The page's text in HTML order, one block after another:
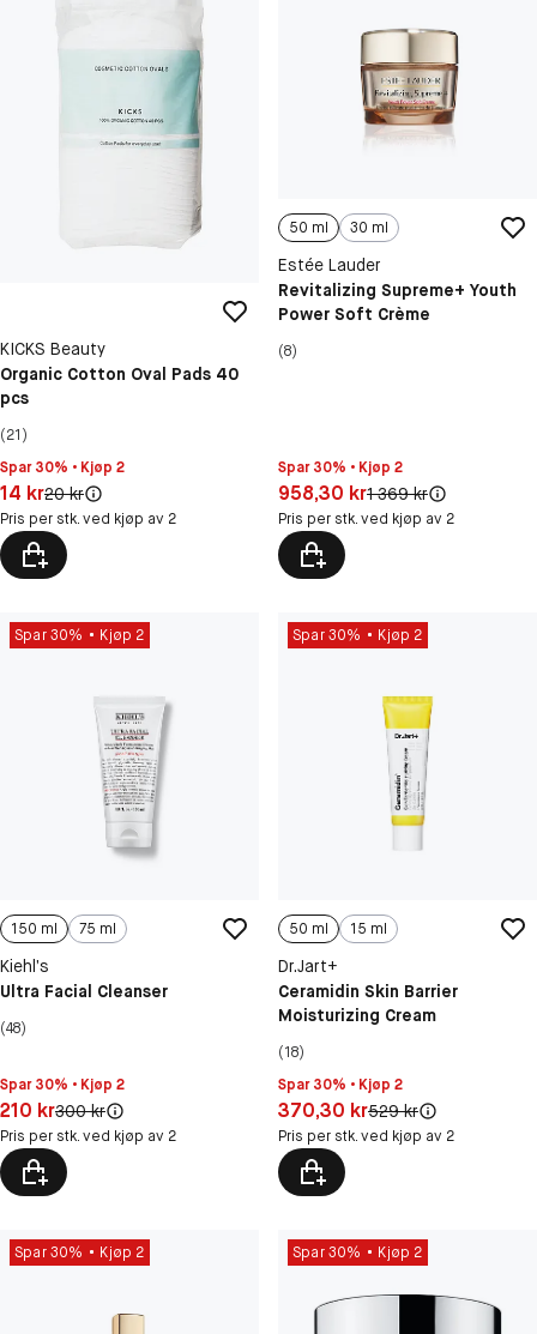
KICKS Beauty
Organic Cotton Oval Pads 40
pcs
(21)
Spar 30% • Kjøp 2
Pris: 14 kr
14 krOriginal pris:
20 kr
Pris per stk. ved kjøp av 2
50 ml 30 ml
Estée Lauder
Revitalizing Supreme+ Youth
Power Soft Crème
(8)
Spar 30% • Kjøp 2
Pris: 958,30 kr
958,30 krOriginal pris:
1 369 kr
Pris per stk. ved kjøp av 2
Spar 30% Kjøp 2
150 ml 75 ml
Kiehl’s
Ultra Facial Cleanser
(48)
Spar 30% • Kjøp 2
Pris: 210 kr
210 krOriginal pris:
300 kr
Pris per stk. ved kjøp av 2
Spar 30% Kjøp 2
50 ml 15 ml
Dr.Jart+
Ceramidin Skin Barrier
Moisturizing Cream
(18)
Spar 30% • Kjøp 2
Pris: 370,30 kr
370,30 krOriginal pris:
529 kr
Pris per stk. ved kjøp av 2
Spar 30% Kjøp 2 Spar 30% Kjøp 2